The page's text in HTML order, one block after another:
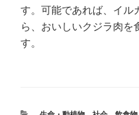
す。可能であれば、イル
ら、おいしいクジラ肉を
す。